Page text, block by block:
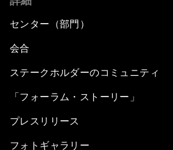
センター（部門）
会合
ステークホルダーのコミュニティ
「フォーラム・ストーリー」
プレスリリース
フォトギャラリー